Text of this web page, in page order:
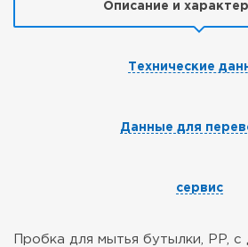
Описание и
Технические
Данные для
сервис
Пробка для мытья бутылки, PP,